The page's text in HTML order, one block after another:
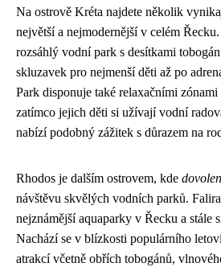
Na ostrově Kréta najdete několik
největší a nejmodernější v celém Řecku.
rozsáhlý vodní park s desítkami
skluzavek pro nejmenší děti až po
Park disponuje také relaxačními
zatímco jejich děti si užívají vodní
nabízí podobný zážitek s důrazem na
Rhodos je dalším ostrovem, kde
návštěvu skvělých vodních parků.
nejznámější aquaparky v Řecku a
Nachází se v blízkosti populárního
atrakcí včetně obřích tobogánů,